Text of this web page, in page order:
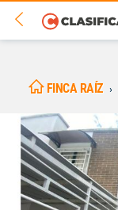
FINCA RAÍZ